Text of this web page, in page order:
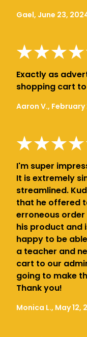
Gael, June 23,
Exactly as
shopping cart
Aaron V., February
I'm super
It is extremely
streamlined.
that he offered
erroneous
his product and
happy to be
a teacher and
cart to our
going to make
Thank you!
Monica L., May 12,